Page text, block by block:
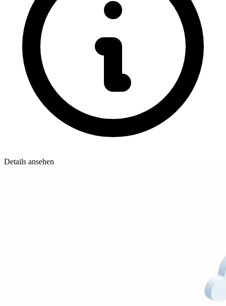
Details ansehen